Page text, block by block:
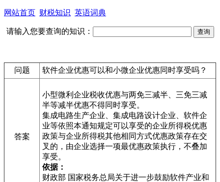
网站首页 财税知识 英语词典
请输入您要查询的知识：
问题 软件企业优惠可以和小微企业优惠同时享受吗？
答案
小型微利企业税收优惠与两免三减半、三免三减
半等减半优惠不得同时享受。
集成电路生产企业、集成电路设计企业、软件企
业等依照本通知规定可以享受的企业所得税优惠
政策与企业所得税其他相同方式优惠政策存在交
叉的，由企业选择一项最优惠政策执行，不叠加
享受。
依据：
财政部 国家税务总局关于进一步鼓励软件产业和